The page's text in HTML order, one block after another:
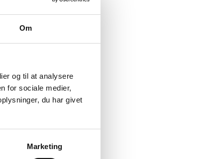
Om
og til at analysere
for sociale medier,
du har givet
Marketing